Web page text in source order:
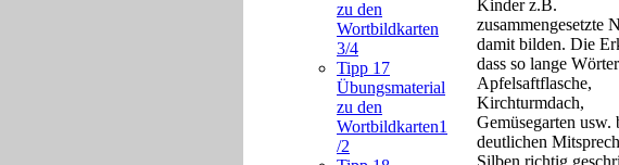
zu den
Wortbildkarten
3/4
Tipp 17
Übungsmaterial
zu den
Wortbildkarten1
/2
Kinder z.B.
zusammengesetzte
damit bilden. Die
dass so lange
Apfelsaftflasche,
Kirchturmdach,
Gemüsegarten usw.
deutlichen
Silben richtig